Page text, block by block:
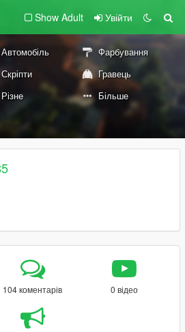
Show Adult Увійти
Автомобіль
Фарбування
Скріпти
Гравець
Різне Більше
104 коментарів 0 відео